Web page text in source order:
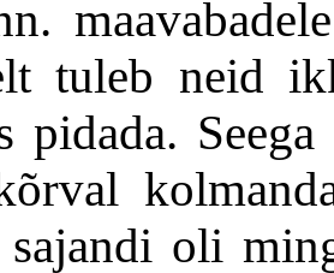
tuleb neid
pidada.
oli